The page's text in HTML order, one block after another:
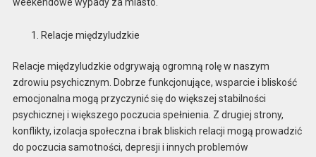
Relacje międzyludzkie
Relacje międzyludzkie odgrywają ogromną rolę w naszym
zdrowiu psychicznym. Dobrze funkcjonujące, wsparcie i bliskość
emocjonalna mogą przyczynić się do większej stabilności
psychicznej i większego poczucia spełnienia. Z drugiej strony,
konflikty, izolacja społeczna i brak bliskich relacji mogą prowadzić
do poczucia samotności, depresji i innych problemów